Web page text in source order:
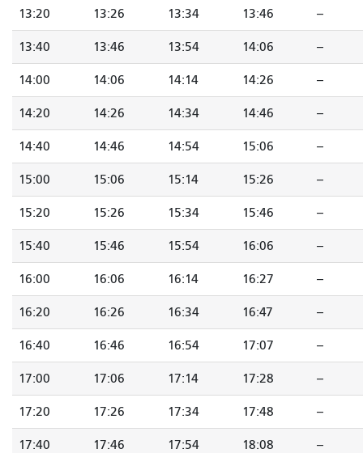
13:20 13:26 13:34 13:46 --
13:40 13:46 13:54 14:06 --
14:00 14:06 14:14 14:26 --
14:20 14:26 14:34 14:46 --
14:40 14:46 14:54 15:06 --
15:00 15:06 15:14 15:26 --
15:20 15:26 15:34 15:46 --
15:40 15:46 15:54 16:06 --
16:00 16:06 16:14 16:27 --
16:20 16:26 16:34 16:47 --
16:40 16:46 16:54 17:07 --
17:00 17:06 17:14 17:28 --
17:20 17:26 17:34 17:48 --
17:40 17:46 17:54 18:08 --